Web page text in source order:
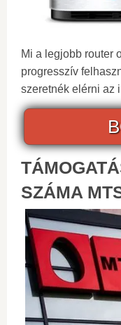
Mi a legjobb router
progresszív
szeretnék elérni az
SZÁMA